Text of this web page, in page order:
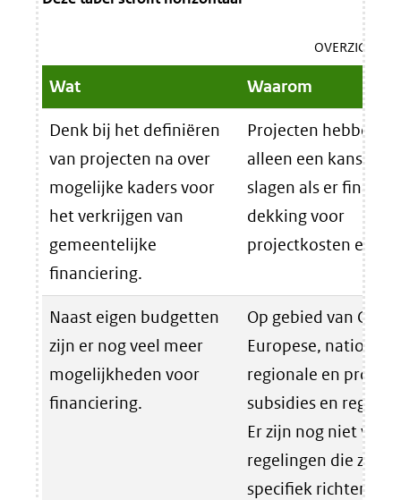
Wat Waarom
OVERZICHT
Denk bij het definiëren
van projecten na over
mogelijke kaders voor
het verkrijgen van
gemeentelijke
financiering.
Projecten hebben
alleen een kans van
slagen als er
dekking voor
projectkosten en
Naast eigen budgetten
zijn er nog veel meer
mogelijkheden voor
financiering.
Op gebied van CE
Europese, nationale,
regionale en
subsidies en
Er zijn nog niet veel
regelingen die zich
specifiek richten op